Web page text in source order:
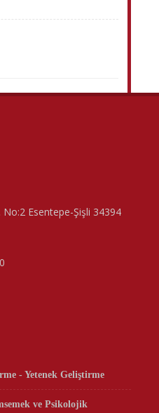
Esentepe-Şişli 34394
- Yetenek Geliştirme
ve Psikolojik